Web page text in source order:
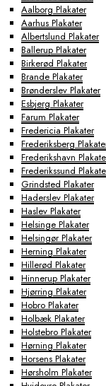
Aalborg Plakater
Aarhus Plakater
Albertslund Plakater
Ballerup Plakater
Birkerød Plakater
Brande Plakater
Brønderslev Plakater
Esbjerg Plakater
Farum Plakater
Fredericia Plakater
Frederiksberg
Frederikshavn
Frederikssund
Grindsted Plakater
Haderslev Plakater
Haslev Plakater
Helsinge Plakater
Helsingør Plakater
Herning Plakater
Hillerød Plakater
Hinnerup Plakater
Hjørring Plakater
Hobro Plakater
Holbæk Plakater
Holstebro Plakater
Hørning Plakater
Horsens Plakater
Hørsholm Plakater